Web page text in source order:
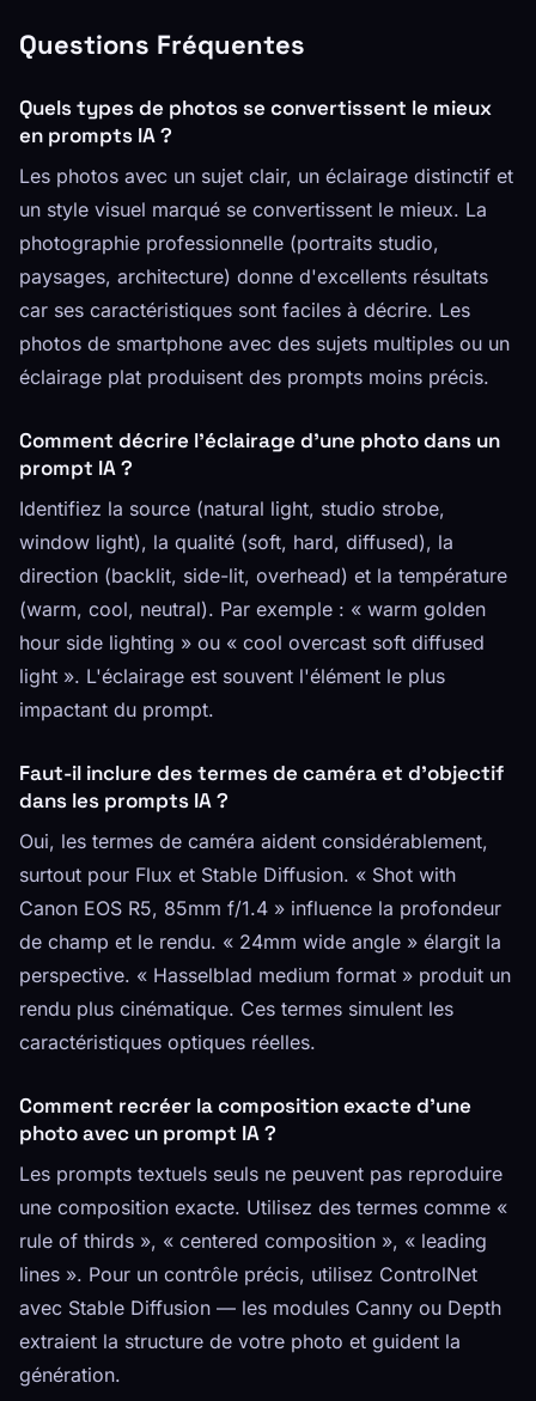
Questions Fréquentes
Quels types de photos se convertissent le mieux
en prompts IA ?
Les photos avec un sujet clair, un éclairage distinctif et
un style visuel marqué se convertissent le mieux. La
photographie professionnelle (portraits studio,
paysages, architecture) donne d'excellents résultats
car ses caractéristiques sont faciles à décrire. Les
photos de smartphone avec des sujets multiples ou un
éclairage plat produisent des prompts moins précis.
Comment décrire l'éclairage d'une photo dans un
prompt IA ?
Identifiez la source (natural light, studio strobe,
window light), la qualité (soft, hard, diffused), la
direction (backlit, side-lit, overhead) et la température
(warm, cool, neutral). Par exemple : « warm golden
hour side lighting » ou « cool overcast soft diffused
light ». L'éclairage est souvent l'élément le plus
impactant du prompt.
Faut-il inclure des termes de caméra et d'objectif
dans les prompts IA ?
Oui, les termes de caméra aident considérablement,
surtout pour Flux et Stable Diffusion. « Shot with
Canon EOS R5, 85mm f/1.4 » influence la profondeur
de champ et le rendu. « 24mm wide angle » élargit la
perspective. « Hasselblad medium format » produit un
rendu plus cinématique. Ces termes simulent les
caractéristiques optiques réelles.
Comment recréer la composition exacte d'une
photo avec un prompt IA ?
Les prompts textuels seuls ne peuvent pas reproduire
une composition exacte. Utilisez des termes comme «
rule of thirds », « centered composition », « leading
lines ». Pour un contrôle précis, utilisez ControlNet
avec Stable Diffusion — les modules Canny ou Depth
extraient la structure de votre photo et guident la
génération.